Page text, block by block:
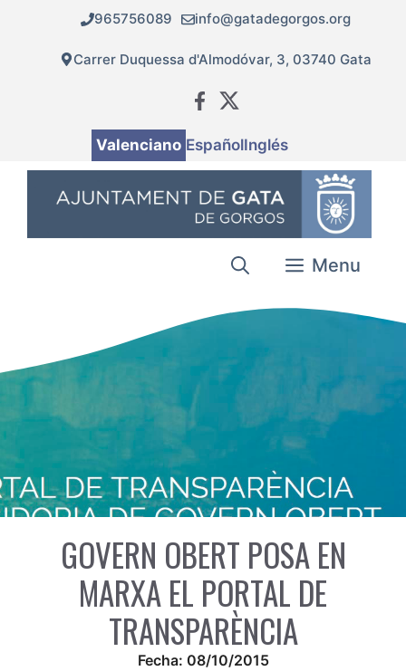
contingut
965756089 info@gatadegorgos.org
Carrer Duquessa d'Almodóvar, 3, 03740 Gata
Valenciano EspañolInglés
Menu
GOVERN OBERT POSA EN
MARXA EL PORTAL DE
TRANSPARÈNCIA
Fecha: 08/10/2015